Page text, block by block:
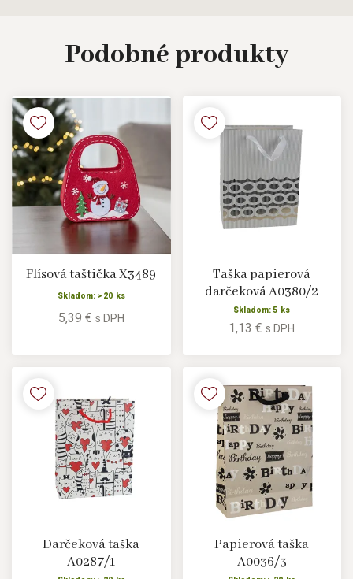
Podobné produkty
Flísová taštička X3489
Skladom: > 20 ks
5,39 € s DPH
Taška papierová
darčeková A0380/2
Skladom: 5 ks
1,13 €s DPH
Darčeková taška
A0287/1
Papierová taška
A0036/3